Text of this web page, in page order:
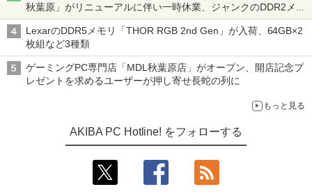
秋葉原」がリニューアルに伴い一時休業、ジャンクのDDR2メモ
リが100円で販売など～ 最近の秋葉原 ～
LexarのDDR5メモリ「THOR RGB 2nd Gen」が入荷、64GB×2
枚組など3種類
ゲーミングPC専門店「MDL秋葉原店」がオープン、開店記念プ
レゼントを求めるユーザーが押し寄せ長蛇の列に
もっと見る
AKIBA PC Hotline! をフォローする